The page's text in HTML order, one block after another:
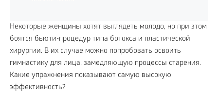
Некоторые женщины хотят выглядеть молодо, но при этом
боятся бьюти-процедур типа ботокса и пластической
хирургии. В их случае можно попробовать освоить
гимнастику для лица, замедляющую процессы старения.
Какие упражнения показывают самую высокую
эффективность?